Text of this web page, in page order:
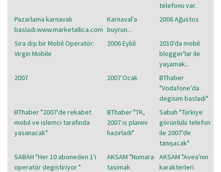
telefonu var.
Pazarlama karnavalı
basladı:www.marketallica.com
Karnaval'a
buyrun...
2006 Ağustos
Sıra dışı bir Mobil Operatör:
Virgin Mobile
2006 Eylül
2010'da mobil
blogger'lar ile
yaşamak...
2007
2007 Ocak
BThaber
"Vodafone'da
degisim basladi"
BThaber "2007'de rekabet
mobil ve islemci tarafinda
yasanacak"
BThaber "TK,
2007 is planini
hazirladi"
Sabah "Türkiye
görüntülü telefon
ile 2007'de
tanışacak"
SABAH "Her 10 aboneden 1'i
operatör degistiriyor "
AKSAM "Numara
tasimak
AKSAM "Avea'nın
karakterleri